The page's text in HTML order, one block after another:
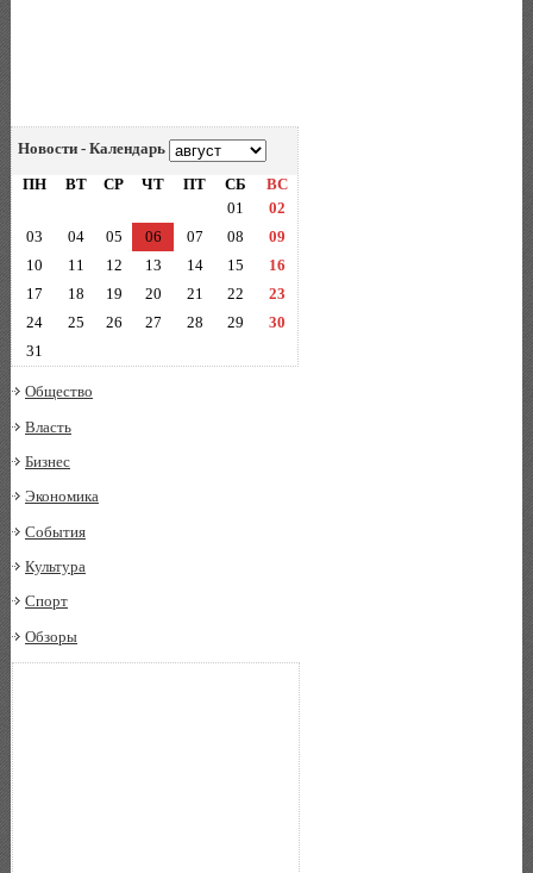
Новости - Календарь
ПН
ВТ СР ЧТ ПТ СБ
ВС
01
02
03
04 05 06 07 08
09
10
11 12 13 14 15
16
17
18 19 20 21 22
23
24
25 26 27 28 29
30
31
Общество
Власть
Бизнес
Экономика
События
Культура
Спорт
Обзоры